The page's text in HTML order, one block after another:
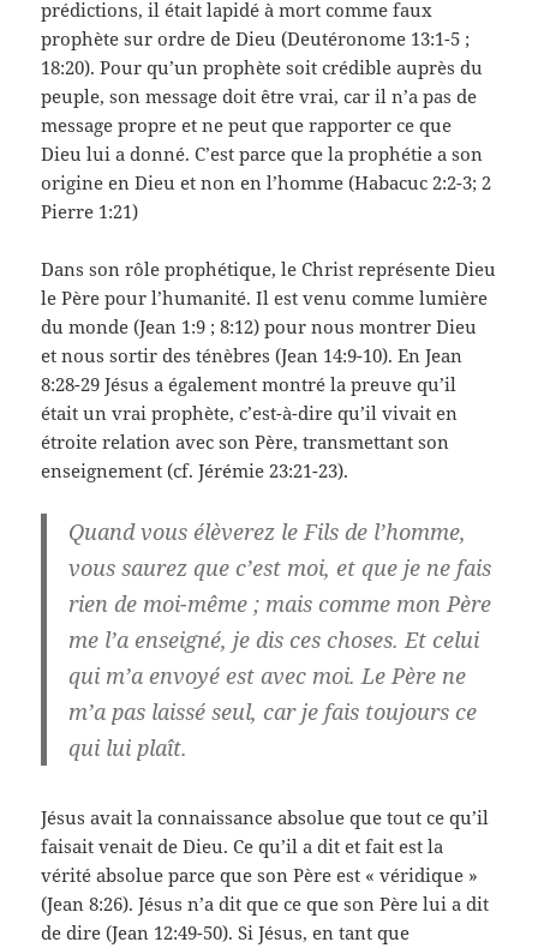
prédictions, il était lapidé à mort comme faux
prophète sur ordre de Dieu (Deutéronome 13:1-5 ;
18:20). Pour qu’un prophète soit crédible auprès du
peuple, son message doit être vrai, car il n’a pas de
message propre et ne peut que rapporter ce que
Dieu lui a donné. C’est parce que la prophétie a son
origine en Dieu et non en l’homme (Habacuc 2:2-3; 2
Pierre 1:21)
Dans son rôle prophétique, le Christ représente Dieu
le Père pour l’humanité. Il est venu comme lumière
du monde (Jean 1:9 ; 8:12) pour nous montrer Dieu
et nous sortir des ténèbres (Jean 14:9-10). En Jean
8:28-29 Jésus a également montré la preuve qu’il
était un vrai prophète, c’est-à-dire qu’il vivait en
étroite relation avec son Père, transmettant son
enseignement (cf. Jérémie 23:21-23).
Quand vous élèverez le Fils de l’homme,
vous saurez que c’est moi, et que je ne fais
rien de moi-même ; mais comme mon Père
me l’a enseigné, je dis ces choses. Et celui
qui m’a envoyé est avec moi. Le Père ne
m’a pas laissé seul, car je fais toujours ce
qui lui plaît.
Jésus avait la connaissance absolue que tout ce qu’il
faisait venait de Dieu. Ce qu’il a dit et fait est la
vérité absolue parce que son Père est « véridique »
(Jean 8:26). Jésus n’a dit que ce que son Père lui a dit
de dire (Jean 12:49-50). Si Jésus, en tant que